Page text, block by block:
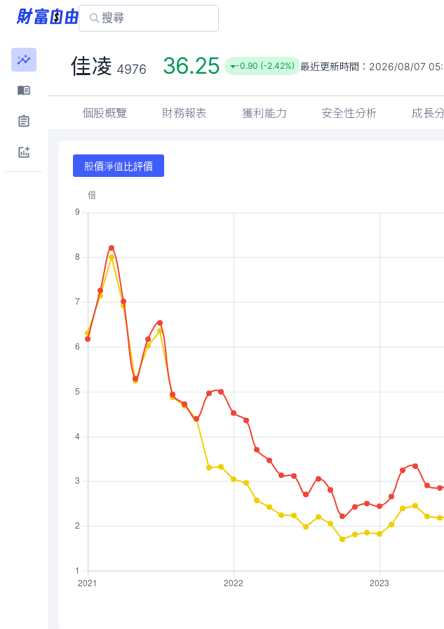
佳凌 4976 36.25 -0.90 (-2.42%) 最近更新時間： 2026/08/07
個股概覽 財務報表 獲利能力 安全性分析 成長
股價淨值比評價